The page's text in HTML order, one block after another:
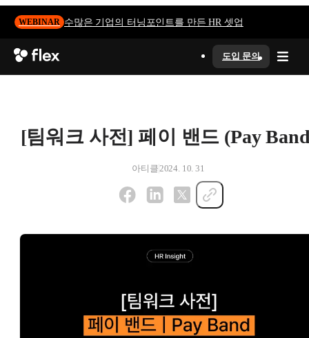
WEBINAR 수많은 기업의 터닝포인트를 만든 HR 셋업
도입 문의
[팀워크 사전] 페이 밴드 (Pay
아티클 2024. 10. 31